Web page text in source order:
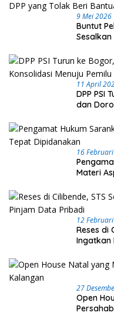
9 Mei 2026
Buntut
11 April
DPP PSI
dan
16
Materi
12
Reses di
Ingatkan
27
Open